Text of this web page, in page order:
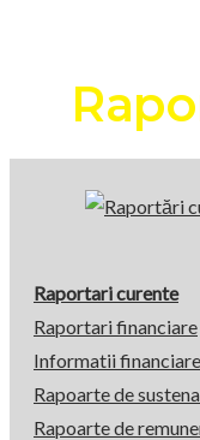
Raportari curente
Raportari financiare
Informatii
Rapoarte de
Rapoarte de